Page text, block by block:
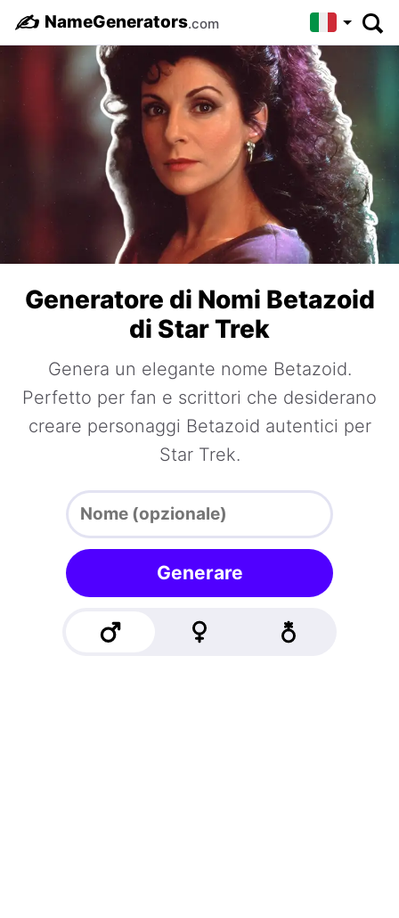
✍️ NameGenerators.com
Generatore di Nomi Betazoid
di Star Trek
Genera un elegante nome Betazoid.
Perfetto per fan e scrittori che desiderano
creare personaggi Betazoid autentici per
Star Trek.
Generare